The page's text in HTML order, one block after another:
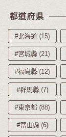
都道府県
#北海道 (15)
#宮城縣 (21)
#福島縣 (12)
#群馬縣 (7)
#東京都 (88)
#富山縣 (6)